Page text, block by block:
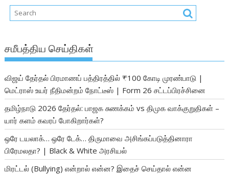
சமீபத்திய செய்திகள்
விஜய் தேர்தல் பிரமாணப் பத்திரத்தில் ₹100 கோடி முரண்பாடு |
மெட்ராஸ் உயர் நீதிமன்றம் நோட்டீஸ் | Form 26 சட்டப்பிரச்சினை
தமிழ்நாடு 2026 தேர்தல்: பாஜக சுணக்கம் vs திமுக வாக்குறுதிகள் –
யார் களம் கவரப் போகிறார்கள்?
ஒரே டயலாக்… ஒரே டேக்… திருமாவை அசிங்கப்படுத்தினாரா
பிரேமலதா? | Black & White அரசியல்
மிரட்டல் (Bullying) என்றால் என்ன? இதைச் செய்தால் என்ன